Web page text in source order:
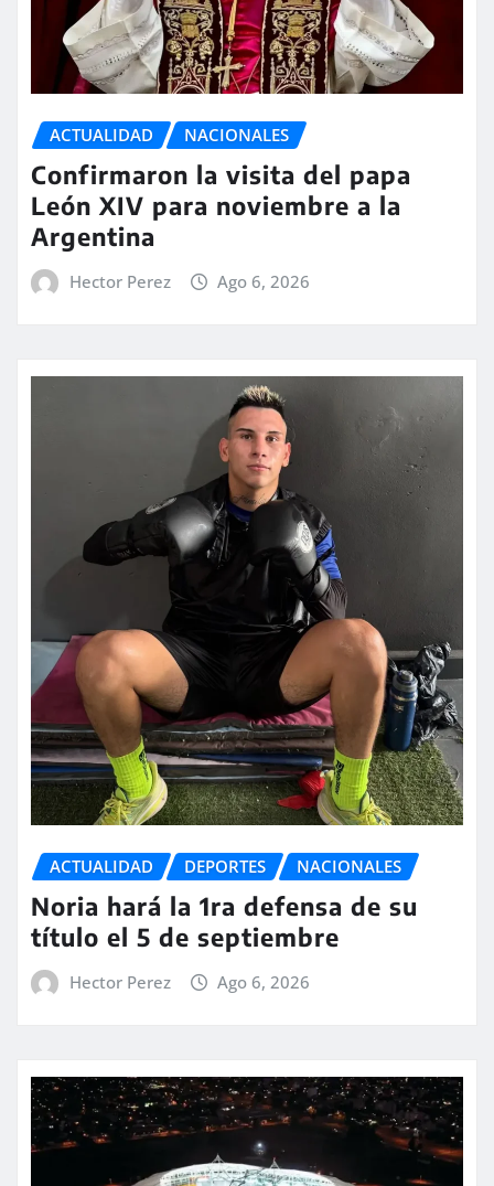
ACTUALIDAD NACIONALES
Confirmaron la visita del papa
León XIV para noviembre a la
Argentina
Hector Perez Ago 6, 2026
ACTUALIDAD DEPORTES NACIONALES
Noria hará la 1ra defensa de su
título el 5 de septiembre
Hector Perez Ago 6, 2026